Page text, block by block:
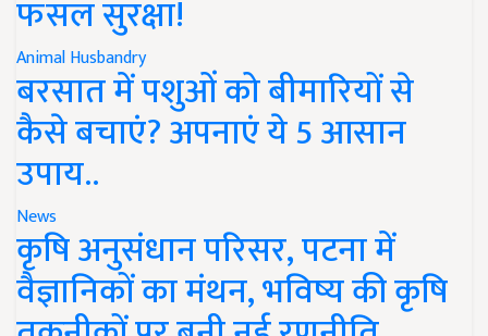
फसल सुरक्षा!
Animal Husbandry
बरसात में पशुओं को बीमारियों से
कैसे बचाएं? अपनाएं ये 5 आसान
उपाय..
News
कृषि अनुसंधान परिसर, पटना में
वैज्ञानिकों का मंथन, भविष्य की कृषि